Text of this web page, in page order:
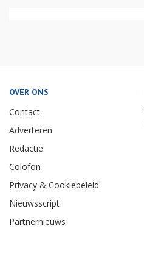
OVER ONS
Contact
Adverteren
Redactie
Colofon
Privacy & Cookiebeleid
Nieuwsscript
Partnernieuws